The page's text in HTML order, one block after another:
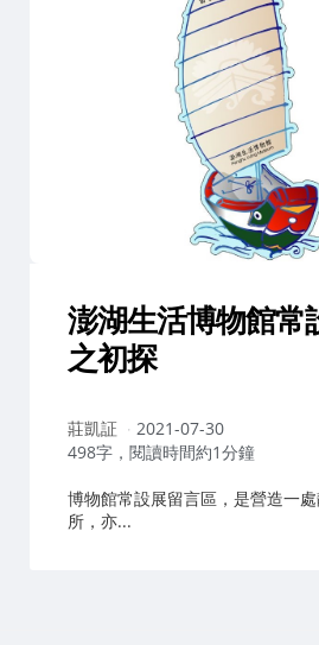
澎湖生活博物館常
之初探
作
者：
莊凱証
2021-07-30
498字，閱讀時間約1分鐘
博物館常設展留言區，是營造一
所，亦...